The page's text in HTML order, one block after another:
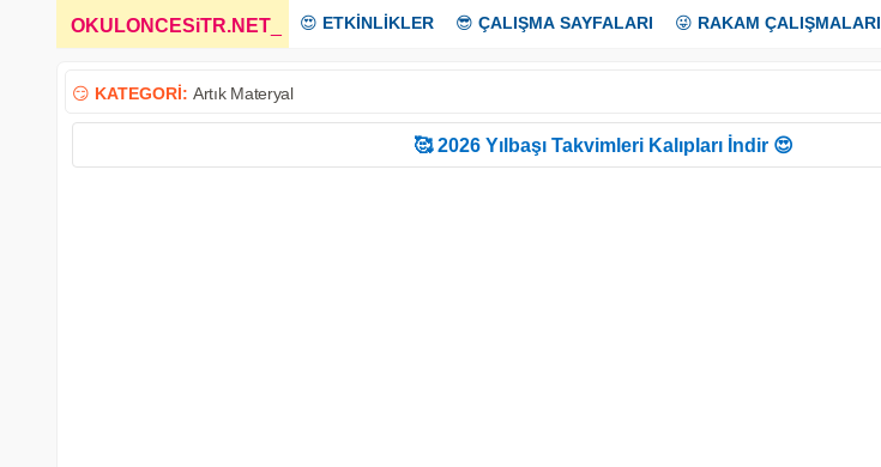
OKULONCESiTR.NET 😍 ETKİNLİKLER 😎 ÇALIŞMA SAYFALARI 😜 RAKAM ÇALIŞMALARI
😏 KATEGORİ: Artık Materyal
🥰 2026 Yılbaşı Takvimleri Kalıpları İndir 😍